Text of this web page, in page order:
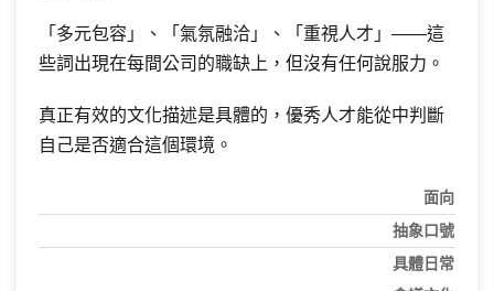
「多元包容」、「氣氛融洽」、「重視人才」——這
些詞出現在每間公司的職缺上，但沒有任何說服力。
真正有效的文化描述是具體的，優秀人才能從中判斷
自己是否適合這個環境。
面向
抽象口號
具體日常